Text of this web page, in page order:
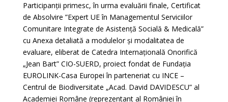
Participanții primesc, în urma evaluării finale, Certificat
de Absolvire ”Expert UE în Managementul Serviciilor
Comunitare Integrate de Asistență Socială & Medicală”
cu Anexa detaliată a modulelor și modalitatea de
evaluare, eliberat de Catedra Internațională Onorifică
„Jean Bart” CIO-SUERD, proiect fondat de Fundația
EUROLINK-Casa Europei în parteneriat cu INCE –
Centrul de Biodiversitate „Acad. David DAVIDESCU” al
Academiei Române (reprezentant al României în